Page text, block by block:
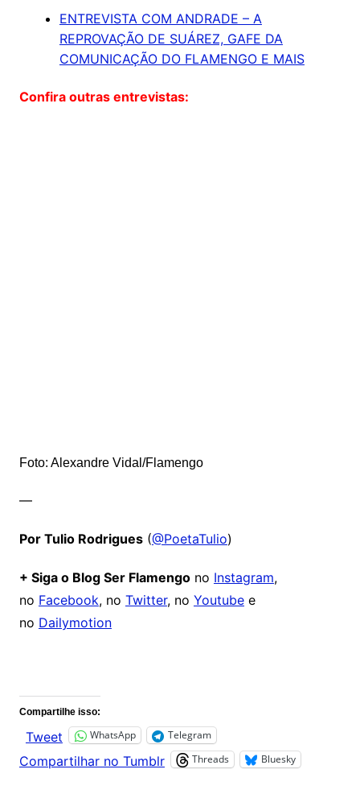
ENTREVISTA COM ANDRADE – A
REPROVAÇÃO DE SUÁREZ, GAFE DA
COMUNICAÇÃO DO FLAMENGO E MAIS
Confira outras entrevistas:
Foto: Alexandre Vidal/Flamengo
—
Por Tulio Rodrigues(@PoetaTulio)
+ Siga o Blog Ser Flamengono Instagram,
no Facebook, no Twitter, no Youtubee
no Dailymotion
Compartilhe isso:
Tweet WhatsApp Telegram
Compartilhar no Tumblr Threads Bluesky